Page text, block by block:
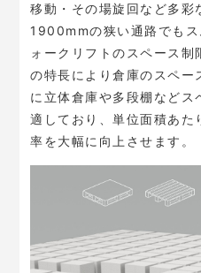
移動・その場旋回など多彩
1900mmの狭い通路でも
ォークリフトのスペース制
の特長により倉庫のスペー
に立体倉庫や多段棚などス
適しており、単位面積あた
率を大幅に向上させます。